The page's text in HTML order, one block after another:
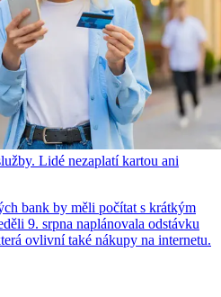
Lidé nezaplatí kartou ani
bank by měli počítat s krátkým
9. srpna naplánovala odstávku
ovlivní také nákupy na internetu.